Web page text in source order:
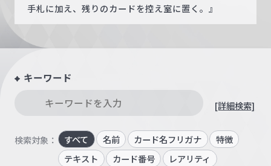
手札に加え、残りのカードを控え室に置く。』
キーワード
[詳細検索]
検索対象： すべて 名前 カード名フリガナ
特徴
テキスト
カード番号 レアリティ